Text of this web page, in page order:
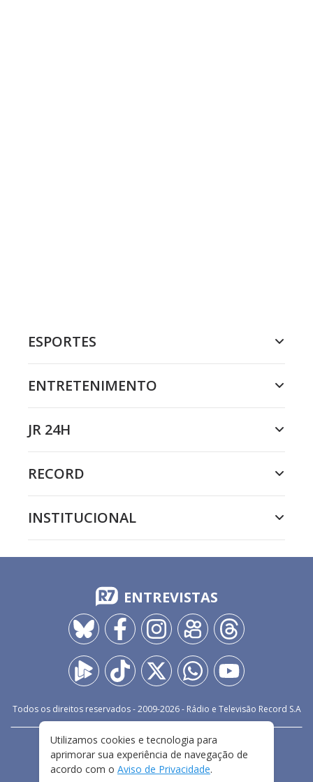
ESPORTES
ENTRETENIMENTO
JR 24H
RECORD
INSTITUCIONAL
ENTREVISTAS
Todos os direitos reservados - 2009-2026- Rádio e Televisão Record S.A
FALE CONOSCO
PRIVACIDADE
TERMOS E CONDIÇÕES DE USO
Utilizamos cookies e tecnologia para
aprimorar sua experiência de navegação de
acordo com o Aviso de Privacidade.